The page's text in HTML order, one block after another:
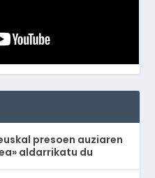
presoen auziaren
aldarrikatu du